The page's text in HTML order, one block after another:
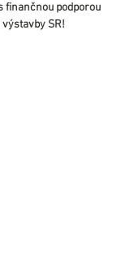
finančnou podporou
SR!